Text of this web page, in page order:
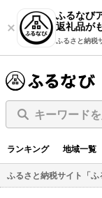
ふるなび
返礼品が
ふるさと納税
キーワード
ランキング 地域一覧
ふるさと納税サイト「ふ